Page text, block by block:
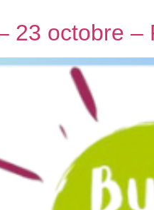
23 octobre –